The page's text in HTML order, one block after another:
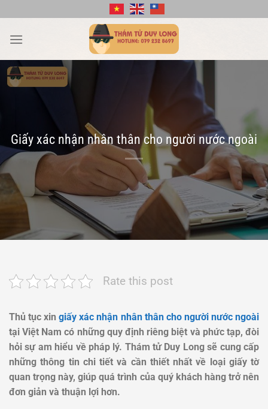
qua
nội
Giấy xác nhận nhân thân cho người nước ngoài
Rate this post
Thủ tục xingiấy xác nhận nhân thân cho người nước ngoài
tại Việt Nam có những quy định riêng biệt và phức tạp, đòi
hỏi sự am hiểu về pháp lý. Thám tử Duy Long sẽ cung cấp
những thông tin chi tiết và cần thiết nhất về loại giấy tờ
quan trọng này, giúp quá trình của quý khách hàng trở nên
đơn giản và thuận lợi hơn.